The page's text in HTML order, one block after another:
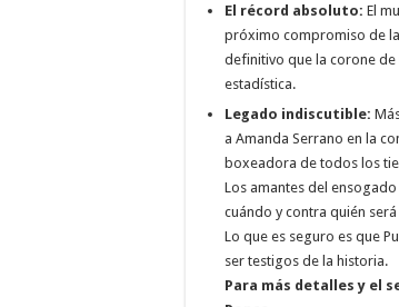
El récord absoluto: El
próximo compromiso de
definitivo que la corone de
estadística.
Legado indiscutible:
a Amanda Serrano en la
boxeadora de todos los
Los amantes del
cuándo y contra quién
Lo que es seguro es que
ser testigos de la historia.
Para más detalles y el